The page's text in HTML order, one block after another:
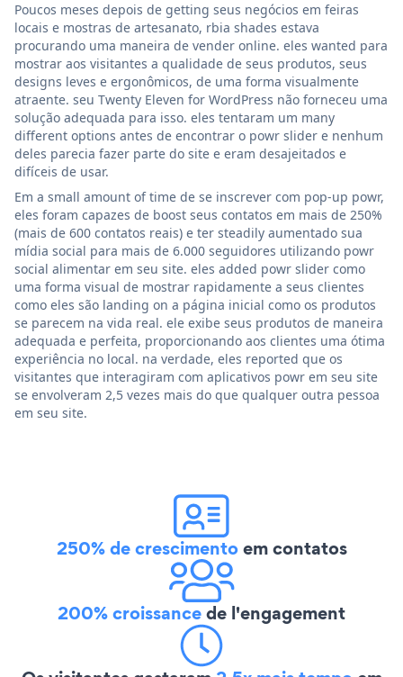
Poucos meses depois de getting seus negócios em feiras
locais e mostras de artesanato, rbia shades estava
procurando uma maneira de vender online. eles wanted para
mostrar aos visitantes a qualidade de seus produtos, seus
designs leves e ergonômicos, de uma forma visualmente
atraente. seu Twenty Eleven for WordPress não forneceu uma
solução adequada para isso. eles tentaram um many
different options antes de encontrar o powr slider e nenhum
deles parecia fazer parte do site e eram desajeitados e
difíceis de usar.
Em a small amount of time de se inscrever com pop-up powr,
eles foram capazes de boost seus contatos em mais de 250%
(mais de 600 contatos reais) e ter steadily aumentado sua
mídia social para mais de 6.000 seguidores utilizando powr
social alimentar em seu site. eles added powr slider como
uma forma visual de mostrar rapidamente a seus clientes
como eles são landing on a página inicial como os produtos
se parecem na vida real. ele exibe seus produtos de maneira
adequada e perfeita, proporcionando aos clientes uma ótima
experiência no local. na verdade, eles reported que os
visitantes que interagiram com aplicativos powr em seu site
se envolveram 2,5 vezes mais do que qualquer outra pessoa
em seu site.
250% de crescimentoem contatos
200% croissancede l'engagement